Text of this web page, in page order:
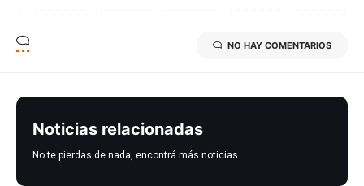
NO HAY COMENTARIOS
Noticias relacionadas
No te pierdas de nada, encontrá más noticias